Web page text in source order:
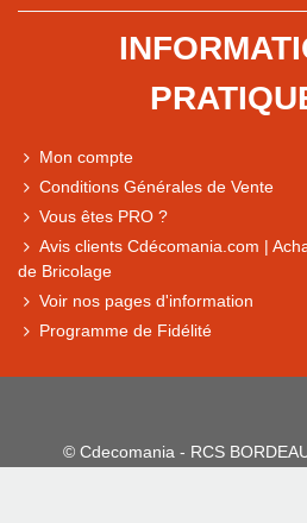
Express,
Mon compte
Conditions Générales de Vente
Vous êtes PRO ?
Avis clients Cdécomania.com |
de Bricolage
Voir nos pages d'information
Programme de Fidélité
© Cdecomania - RCS